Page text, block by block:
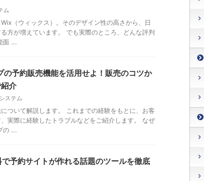
ム
（ウィックス）。そのデザイン性の高さから、日
方が増えています。 でも実際のところ、どんな評判
面 ...
の予約販売機能を活用せよ！販売のコツか
介
ステム
ついて解説します。 これまでの経験をもとに、お客
実際に経験したトラブルなどをご紹介します。 なぜ
の ...
予約サイトが作れる話題のツールを徹底